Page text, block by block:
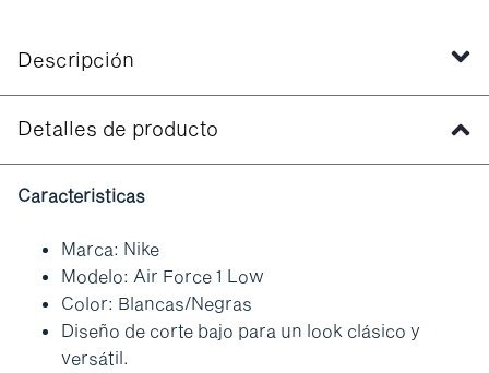
Descripción
Detalles de producto
Caracteristicas
Marca: Nike
Modelo: Air Force 1 Low
Color: Blancas/Negras
Diseño de corte bajo para un look clásico y
versátil.